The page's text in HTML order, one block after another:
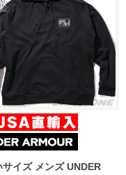
サイズ メンズ UNDER